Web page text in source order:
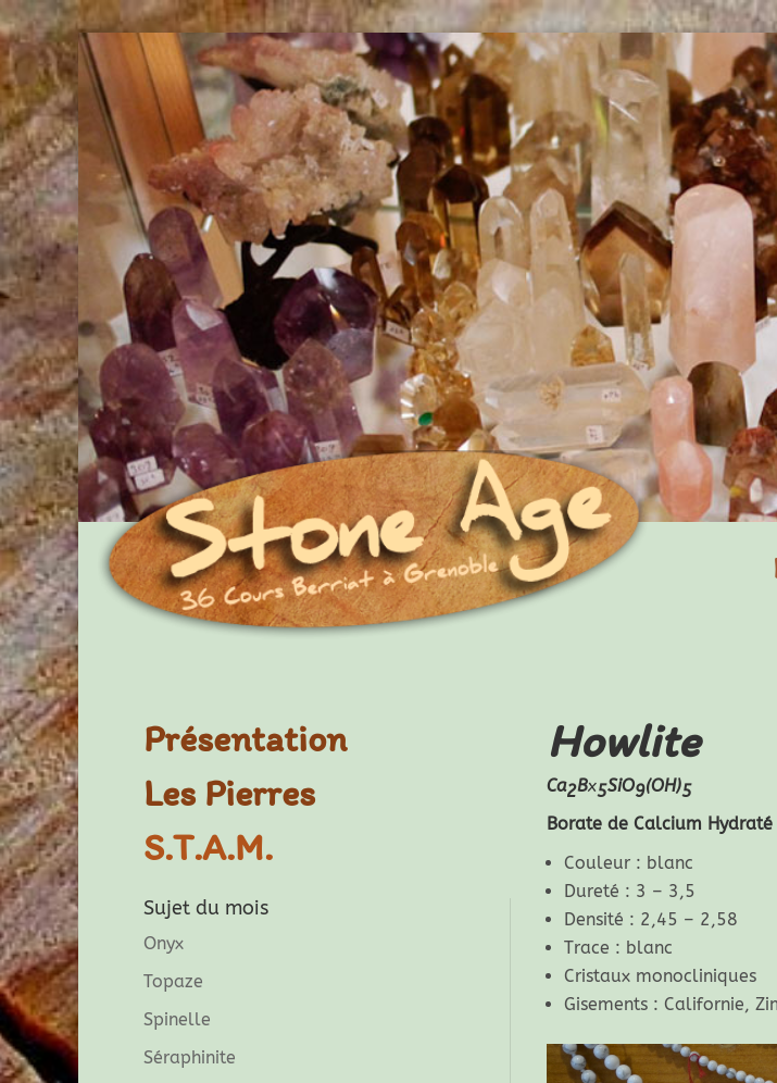
Présentation
Les Pierres
S.T.A.M.
Sujet du mois
Onyx
Topaze
Spinelle
Séraphinite
Howlite
Ca2Bx5SiO9(OH)5
Borate de Calcium Hydraté
Couleur : blanc
Dureté : 3 – 3,5
Densité : 2,45 – 2,58
Trace : blanc
Cristaux monocliniques
Gisements : Californie,